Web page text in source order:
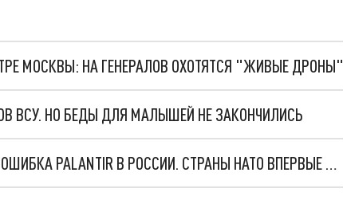
МОСКВЫ: НА ГЕНЕРАЛОВ ОХОТЯТСЯ "ЖИВЫЕ ДРОНЫ"
ВСУ. НО БЕДЫ ДЛЯ МАЛЫШЕЙ НЕ ЗАКОНЧИЛИСЬ
"ОЧЕНЬ ПЛОХИЕ НОВОСТИ": БОЛЬШАЯ ОШИБКА PALANTIR В РОССИИ. СТРАНЫ НАТО ВПЕРВЫЕ ЗА СВО ОСТАНОВИЛИ ПОСТАВКИ ОРУЖИЯ. ВСУ ТЕРЯЮТ ПРИГРАНИЧЬЕ?